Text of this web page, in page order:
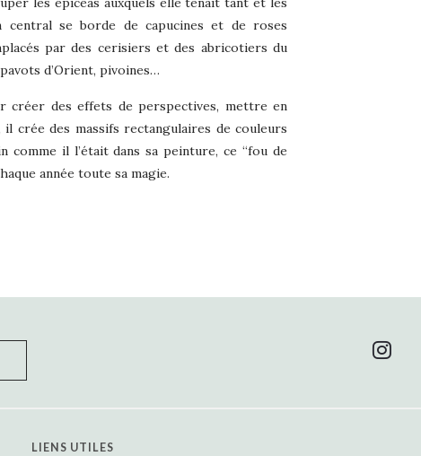
central se borde de capucines et de roses
par des cerisiers et des abricotiers du
d’Orient, pivoines…
créer des effets de perspectives, mettre en
crée des massifs rectangulaires de couleurs
il l’était dans sa peinture, ce “fou de
année toute sa magie.
LIENS UTILES